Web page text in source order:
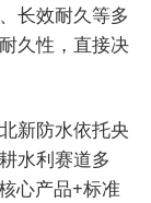
长效耐久等多
久性，直接决
新防水依托央
水利赛道多
心产品+标准